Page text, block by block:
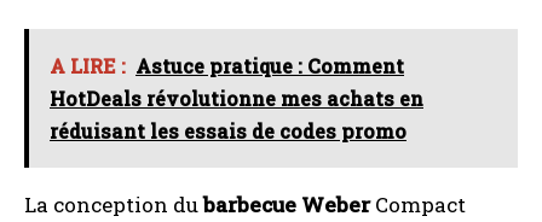
A LIRE : Astuce pratique : Comment
HotDeals révolutionne mes achats en
réduisant les essais de codes promo
La conception dubarbecue WeberCompact